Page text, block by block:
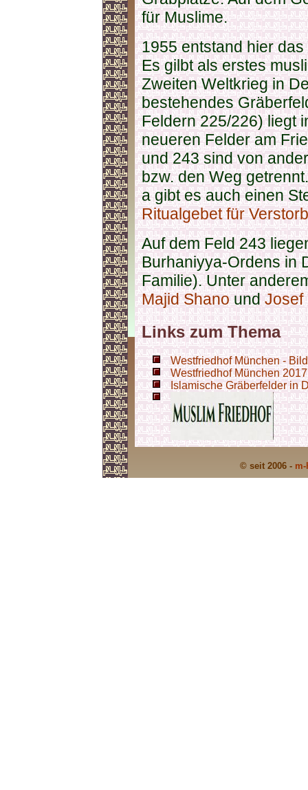
für Muslime.
1955 entstand hier
Es gilbt als erstes
Zweiten Weltkrieg in
bestehendes
Feldern 225/226) liegt
neueren Felder am
und 243 sind von
bzw. den Weg
a gibt es auch einen
Ritualgebet für
Auf dem Feld 243
Burhaniyya-Ordens in
Familie). Unter
Majid ShanoundJosef
Links zum Thema
Westfriedhof München -
Westfriedhof München
Islamische Gräberfelder in
© seit 2006 -